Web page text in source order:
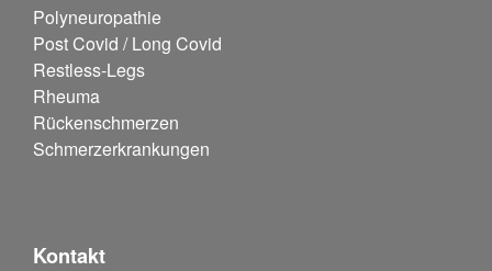
Polyneuropathie
Post Covid / Long Covid
Restless-Legs
Rheuma
Rückenschmerzen
Schmerzerkrankungen
Kontakt